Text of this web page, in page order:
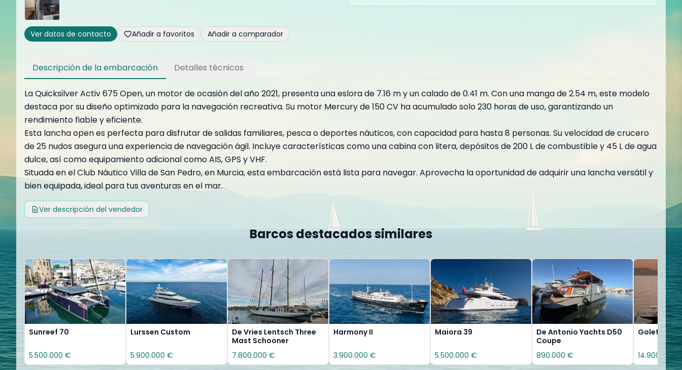
Ver datos de contacto Añadir a favoritos Añadir a comparador
Descripción de la embarcación Detalles técnicos
La Quicksilver Activ 675 Open, un motor de ocasión del año 2021, presenta una eslora de 7.16 m y un calado de 0.41 m. Con una manga de 2.54 m, este modelo
destaca por su diseño optimizado para la navegación recreativa. Su motor Mercury de 150 CV ha acumulado solo 230 horas de uso, garantizando un
rendimiento fiable y eficiente.
Esta lancha open es perfecta para disfrutar de salidas familiares, pesca o deportes náuticos, con capacidad para hasta 8 personas. Su velocidad de crucero
de 25 nudos asegura una experiencia de navegación ágil. Incluye características como una cabina con litera, depósitos de 200 L de combustible y 45 L de agua
dulce, así como equipamiento adicional como AIS, GPS y VHF.
Situada en el Club Náutico Villa de San Pedro, en Murcia, esta embarcación está lista para navegar. Aprovecha la oportunidad de adquirir una lancha versátil y
bien equipada, ideal para tus aventuras en el mar.
Ver descripción del vendedor
Barcos destacados similares
Sunreef 70
5.500.000 €
Lurssen Custom
5.900.000 €
De Vries Lentsch Three
Mast Schooner
7.800.000 €
Harmony II
3.900.000 €
Maiora 39
5.500.000 €
De Antonio Yachts D50
Coupe
890.000 €
Goleta
14.900.000